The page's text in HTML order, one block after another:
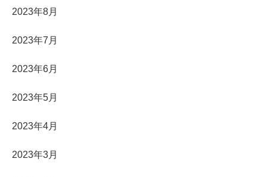
2023年8月
2023年7月
2023年6月
2023年5月
2023年4月
2023年3月